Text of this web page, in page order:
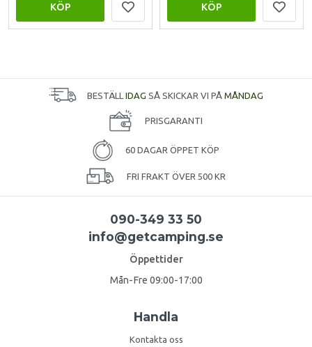
KÖP KÖP
BESTÄLL IDAG SÅ SKICKAR VI PÅ MÅNDAG
PRISGARANTI
60 DAGAR ÖPPET KÖP
FRI FRAKT ÖVER 500 KR
090-349 33 50
info@getcamping.se
Öppettider
Mån-Fre 09:00-17:00
Handla
Kontakta oss